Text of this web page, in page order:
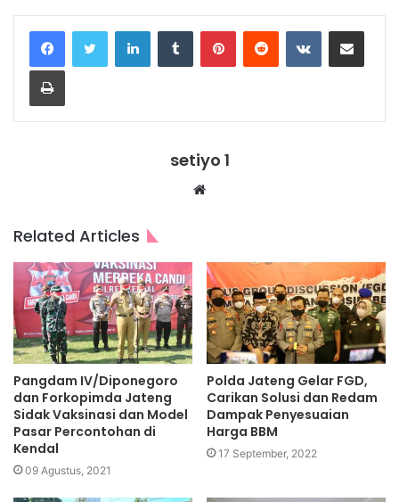
LinkedInTumblr PinterestReddit VKontakteShare via Email
Print
setiyo 1
Website
Related Articles
Pangdam IV/Diponegoro
dan Forkopimda Jateng
Sidak Vaksinasi dan Model
Pasar Percontohan di
Kendal
09 Agustus, 2021
Polda Jateng Gelar FGD,
Carikan Solusi dan Redam
Dampak Penyesuaian
Harga BBM
17 September, 2022